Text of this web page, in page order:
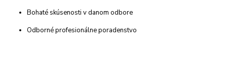
Bohaté skúsenosti v danom odbore
Odborné profesionálne poradenstvo